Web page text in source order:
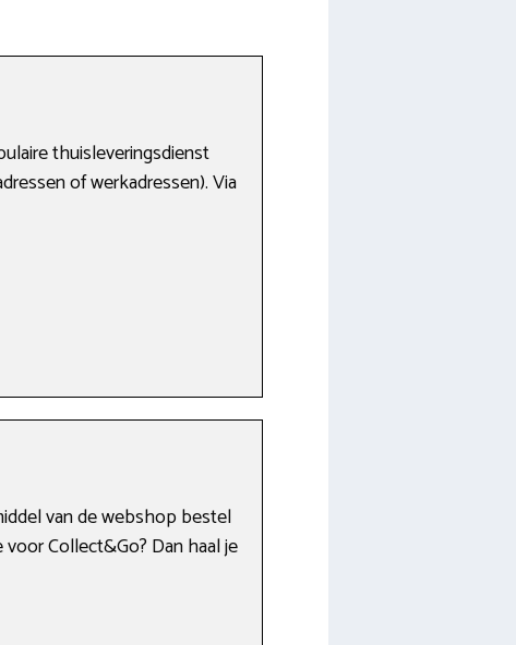
thuisleveringsdienst
of werkadressen). Via
van de webshop bestel
Collect&Go? Dan haal je